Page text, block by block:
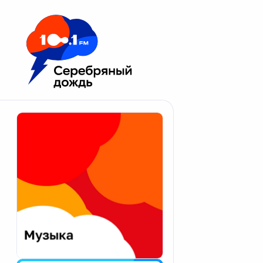
Москва 100.1 FM
Апатиты
Екатеринбург
Калининград
Калуга